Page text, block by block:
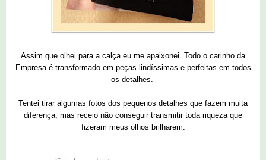
Assim que olhei para a calça eu me apaixonei. Todo o carinho da
Empresa é transformado em peças lindíssimas e perfeitas em todos
os detalhes.
Tentei tirar algumas fotos dos pequenos detalhes que fazem muita
diferença, mas receio não conseguir transmitir toda riqueza que
fizeram meus olhos brilharem.